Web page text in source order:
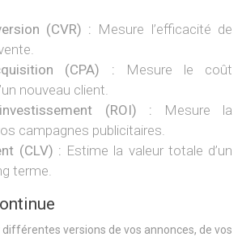
(CVR) : Mesure l’efficacité de
(CPA) :
Mesure le coût
nouveau client.
(ROI) :
Mesure la
campagnes publicitaires.
(CLV) : Estime la valeur totale d’un
terme.
différentes versions de vos annonces, de vos